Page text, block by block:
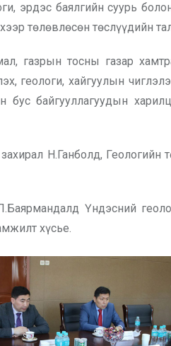
эрдэс баялгийн суурь
төлөвлөсөн төслүүдийн
газрын тосны газар
геологи, хайгуулын
байгууллагуудын
Н.Ганболд,
Үндэсний
хүсье.